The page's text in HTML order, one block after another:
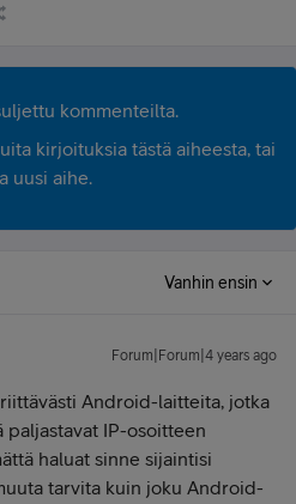
kommenteilta.
kirjoituksia tästä aiheesta, tai
uusi aihe.
Vanhin ensin
Forum|Forum|4 years ago
Android-laitteita, jotka
paljastavat IP-osoitteen
haluat sinne sijaintisi
tarvita kuin joku Android-